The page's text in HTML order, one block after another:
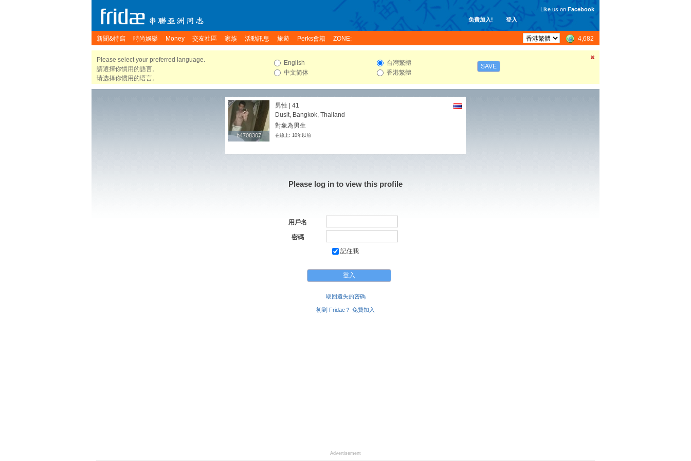
免費加入! 登入
Like us on Facebook
新聞&特寫 時尚娛樂 Money 交友社區 家族 活動訊息 旅遊 Perks會籍 ZONE: 4,682
Please select your preferred language.
請選擇你慣用的語言。
请选择你惯用的语言。
English
中文简体
台灣繁體
香港繁體
SAVE
b4708307
b4708307
男性 | 41
Dusit, Bangkok, Thailand
對象為男生
在線上: 10年以前
Please log in to view this profile
用戶名
密碼
記住我
取回遺失的密碼
初到 Fridae？ 免費加入
Advertisement